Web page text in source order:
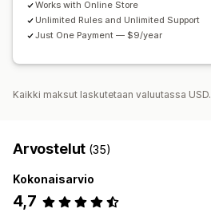
Works with Online Store
Unlimited Rules and Unlimited Support
Just One Payment — $9/year
Kaikki maksut laskutetaan valuutassa USD.
Arvostelut (35)
Kokonaisarvio
4,7